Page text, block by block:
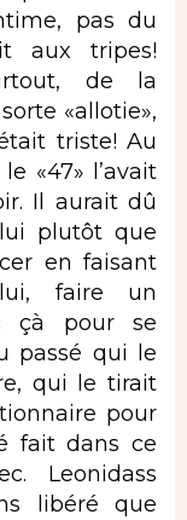
pas du
aux tripes!
de la
«allotie»,
triste! Au
«47» l’avait
Il aurait dû
plutôt que
en faisant
faire un
çà pour se
passé qui le
qui le tirait
pour
fait dans ce
Leonidass
libéré que